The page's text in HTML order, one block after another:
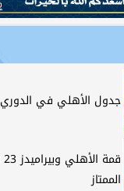
جدول الأهلي في الدوري 2026-2027
الممتاز